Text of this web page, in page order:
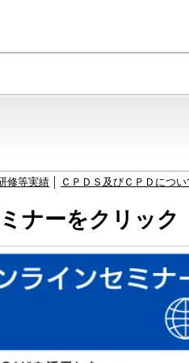
修等実績 ＣＰＤＳ及びＣＰＤにつ
ナーをクリック